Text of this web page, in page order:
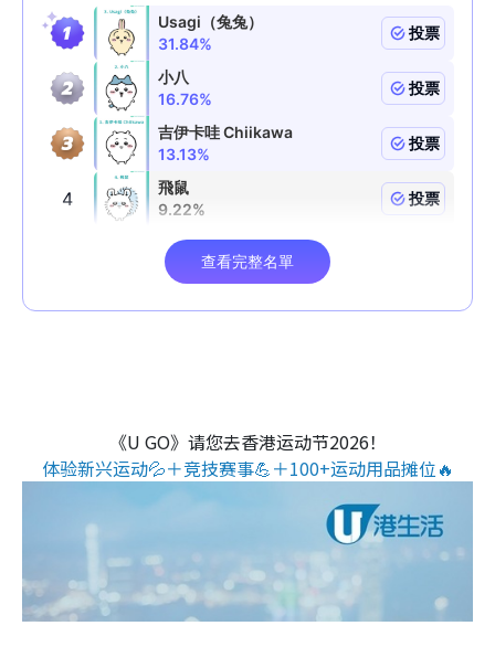
《U GO》请您去香港运动节2026！
体验新兴运动💦＋竞技赛事💪＋100+运动用品摊位🔥